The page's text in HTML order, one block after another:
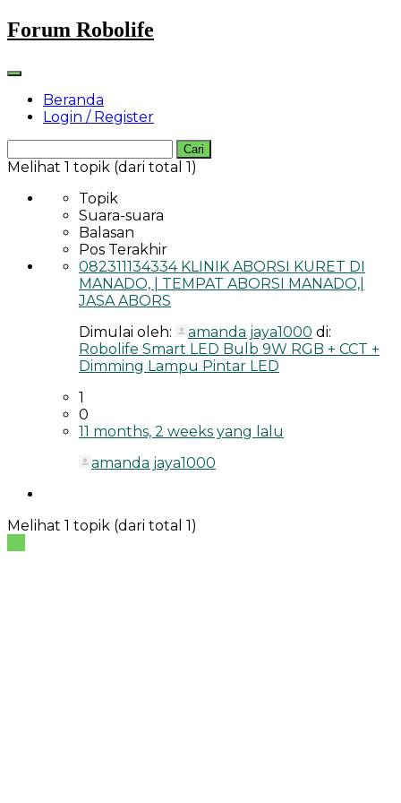
Skip
to
Forum Robolife
Beranda
Login / Register
untuk:
Melihat 1 topik (dari total 1)
Topik
Suara-suara
Balasan
Pos Terakhir
082311134334 KLINIK ABORSI KURET DI
MANADO, | TEMPAT ABORSI MANADO,|
JASA ABORS
Dimulai oleh:
amanda jaya1000 di:
Robolife Smart LED Bulb 9W RGB + CCT +
Dimming Lampu Pintar LED
1
0
11 months, 2 weeks yang lalu
amanda jaya1000
Melihat 1 topik (dari total 1)